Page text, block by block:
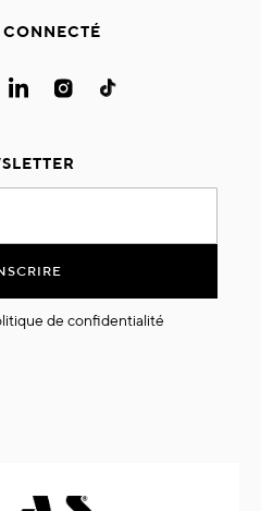
CONNECTÉ
de confidentialité